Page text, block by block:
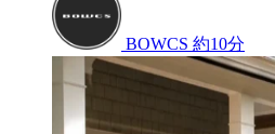
BOWCS 約10分